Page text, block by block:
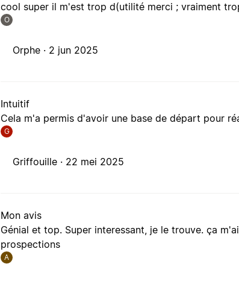
cool super il m'est trop d(utilité merci ; vraiment
O
Orphe · 2 jun 2025
Intuitif
Cela m'a permis d'avoir une base de départ pour
G
Griffouille · 22 mei 2025
Mon avis
Génial et top. Super interessant, je le trouve. ça
prospections
A